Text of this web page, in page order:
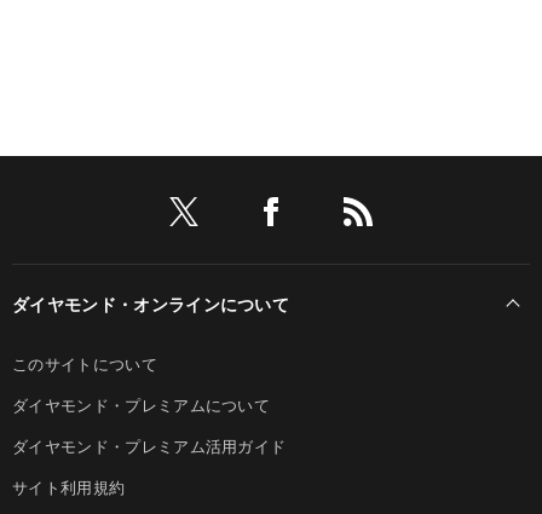
ダイヤモンド・オンラインについて
このサイトについて
ダイヤモンド・プレミアムについて
ダイヤモンド・プレミアム活用ガイド
サイト利用規約